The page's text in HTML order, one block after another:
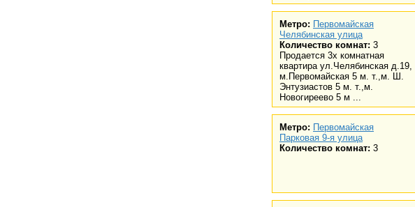
Метро: Первомайская
Челябинская улица
Количество комнат: 3
Продается 3х комнатная
квартира ул.Челябинская д.19,
м.Первомайская 5 м. т.,м. Ш.
Энтузиастов 5 м. т.,м.
Новогиреево 5 м ...
Метро: Первомайская
Парковая 9-я улица
Количество комнат: 3